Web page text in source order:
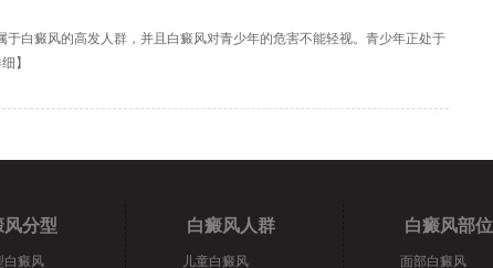
白癜风的高发人群，并且白癜风对青少年的危害不能轻视。青少年正处于
】
风分型
白癜风
白癜风人群
儿童白癜风
白癜风部位
面部白癜风